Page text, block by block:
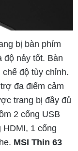
bị bàn phím
độ nảy tốt. Bàn
độ tùy chỉnh.
đa điểm cảm
trang bị đầy đủ
2 cổng USB
HDMI, 1 cổng
MSI Thin 63